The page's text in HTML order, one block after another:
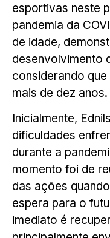
esportivas neste
pandemia da
de idade,
desenvolvimento
considerando
mais de dez anos.
Inicialmente,
dificuldades
durante a
momento foi de
das ações
espera para o
imediato é